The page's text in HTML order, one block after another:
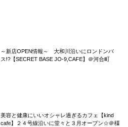
～新店OPEN情報～ 大和川沿いにロンドンバ
ス!?【SECRET BASE JO-9,CAFE】＠河合町
美容と健康にいいオシャレ過ぎるカフェ【kind
cafe】２４号線沿いに堂々と３月オープン☆＠橿